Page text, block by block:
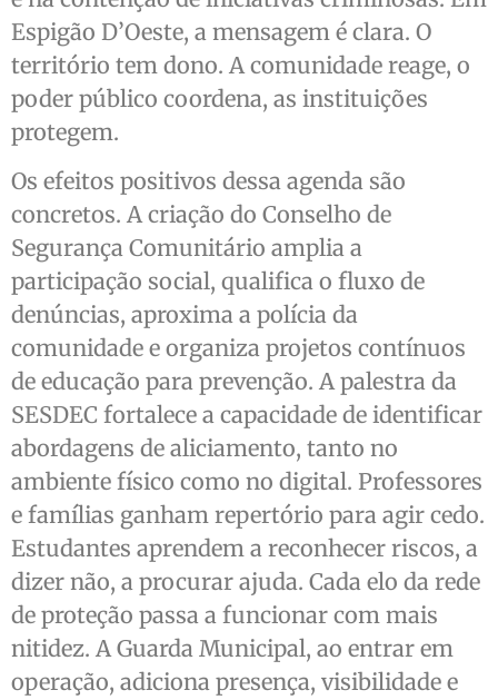
Espigão D’Oeste, a mensagem é clara. O
território tem dono. A comunidade reage, o
poder público coordena, as instituições
protegem.
Os efeitos positivos dessa agenda são
concretos. A criação do Conselho de
Segurança Comunitário amplia a
participação social, qualifica o fluxo de
denúncias, aproxima a polícia da
comunidade e organiza projetos contínuos
de educação para prevenção. A palestra da
SESDEC fortalece a capacidade de identificar
abordagens de aliciamento, tanto no
ambiente físico como no digital. Professores
e famílias ganham repertório para agir cedo.
Estudantes aprendem a reconhecer riscos, a
dizer não, a procurar ajuda. Cada elo da rede
de proteção passa a funcionar com mais
nitidez. A Guarda Municipal, ao entrar em
operação, adiciona presença, visibilidade e